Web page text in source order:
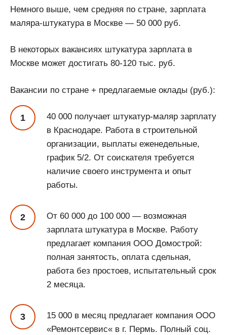
Немного выше, чем средняя по стране, зарплата
маляра-штукатура в Москве — 50 000 руб.
В некоторых вакансиях штукатура зарплата в
Москве может достигать 80-120 тыс. руб.
Вакансии по стране + предлагаемые оклады (руб.):
40 000 получает штукатур-маляр зарплату
в Краснодаре. Работа в строительной
организации, выплаты еженедельные,
график 5/2. От соискателя требуется
наличие своего инструмента и опыт
работы.
От 60 000 до 100 000 — возможная
зарплата штукатура в Москве. Работу
предлагает компания ООО Домострой:
полная занятость, оплата сдельная,
работа без простоев, испытательный срок
2 месяца.
15 000 в месяц предлагает компания ООО
«Ремонтсервис« в г. Пермь. Полный соц.